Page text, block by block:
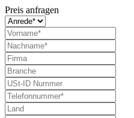
Preis anfragen